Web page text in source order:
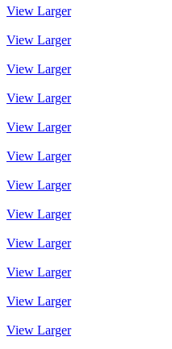
View Larger
View Larger
View Larger
View Larger
View Larger
View Larger
View Larger
View Larger
View Larger
View Larger
View Larger
View Larger